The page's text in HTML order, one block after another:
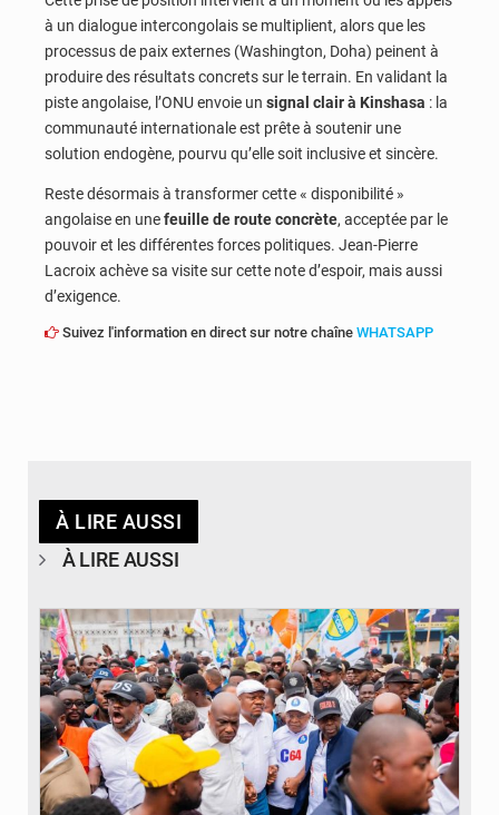
à un dialogue intercongolais se multiplient, alors que les
processus de paix externes (Washington, Doha) peinent à
produire des résultats concrets sur le terrain. En validant la
piste angolaise, l’ONU envoie un signal clair à Kinshasa : la
communauté internationale est prête à soutenir une
solution endogène, pourvu qu’elle soit inclusive et sincère.
Reste désormais à transformer cette « disponibilité »
angolaise en unefeuille de route concrète, acceptée par le
pouvoir et les différentes forces politiques. Jean-Pierre
Lacroix achève sa visite sur cette note d’espoir, mais aussi
d’exigence.
Suivez l'information en direct sur notre chaîne WHATSAPP
À LIRE AUSSI
À LIRE AUSSI